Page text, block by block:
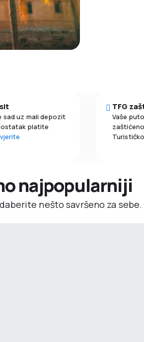
sad uz mali depozit
ostatak platite
TFG
Vaše
najpopularniji
nešto savršeno za